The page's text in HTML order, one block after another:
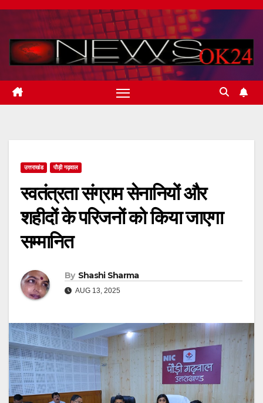
Skip
content
उत्तराखंड पौड़ी गढ़वाल
स्वतंत्रता संग्राम सेनानियों और
शहीदों के परिजनों को किया जाएगा
सम्मानित
By Shashi Sharma
AUG 13, 2025